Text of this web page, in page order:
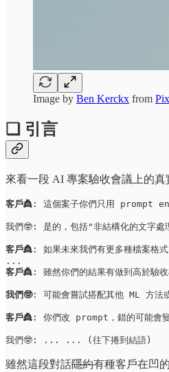
Image by Ben Kerckx from
❏ 引言
來看一段 AI 專案驗收會議上的真
客戶👸 : 這個案子你們只用 prompt
我們🤓: 是的，包括"非結構化的文字
客戶👸 : 如果未來我們有更多種檔案格
客戶👸 : 雖然你們的結果有做到高於驗
我們🤓: 可能會嘗試搭配其他 ML 方
客戶👸 : 你們改 prompt，錯的可能會
我們🤓: ... ... (往下捲到結語)
雖然這段對話隱約有種客戶在凹